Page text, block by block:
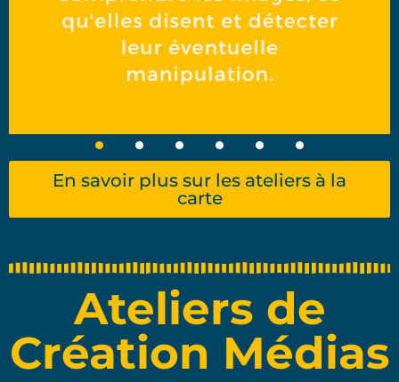
En savoir plus sur les ateliers à la
carte
Ateliers de
Création Médias